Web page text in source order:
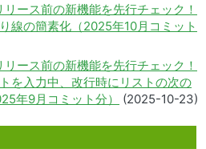
リース前の新機能を先行チェック！
線の簡素化（2025年10月コミット
リース前の新機能を先行チェック！
を入力中、改行時にリストの次の
年9月コミット分）
(2025-10-23)